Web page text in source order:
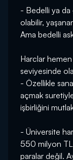
- Bedelli ya
olabilir,
Ama bedelli
Harclar
seviyesinde
- Özellikle
açmak
işbirliğini
- Üniversite
550 milyon TL
paralar değil.